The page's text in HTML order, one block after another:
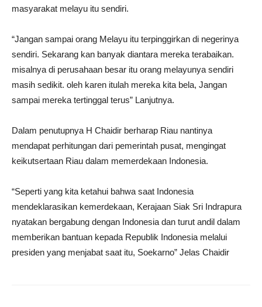
masyarakat melayu itu sendiri.
“Jangan sampai orang Melayu itu terpinggirkan di negerinya
sendiri. Sekarang kan banyak diantara mereka terabaikan.
misalnya di perusahaan besar itu orang melayunya sendiri
masih sedikit. oleh karen itulah mereka kita bela, Jangan
sampai mereka tertinggal terus” Lanjutnya.
Dalam penutupnya H Chaidir berharap Riau nantinya
mendapat perhitungan dari pemerintah pusat, mengingat
keikutsertaan Riau dalam memerdekaan Indonesia.
“Seperti yang kita ketahui bahwa saat Indonesia
mendeklarasikan kemerdekaan, Kerajaan Siak Sri Indrapura
nyatakan bergabung dengan Indonesia dan turut andil dalam
memberikan bantuan kepada Republik Indonesia melalui
presiden yang menjabat saat itu, Soekarno” Jelas Chaidir